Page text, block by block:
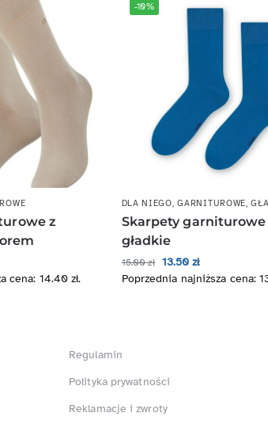
z
cena: 14.40zł.
-10%
DLA NIEGO,GARNITUROWE,
Skarpety garniturowe
gładkie
15.00zł 13.50zł
Poprzednia najniższa cena:
Regulamin
Polityka prywatności
Reklamacje i zwroty